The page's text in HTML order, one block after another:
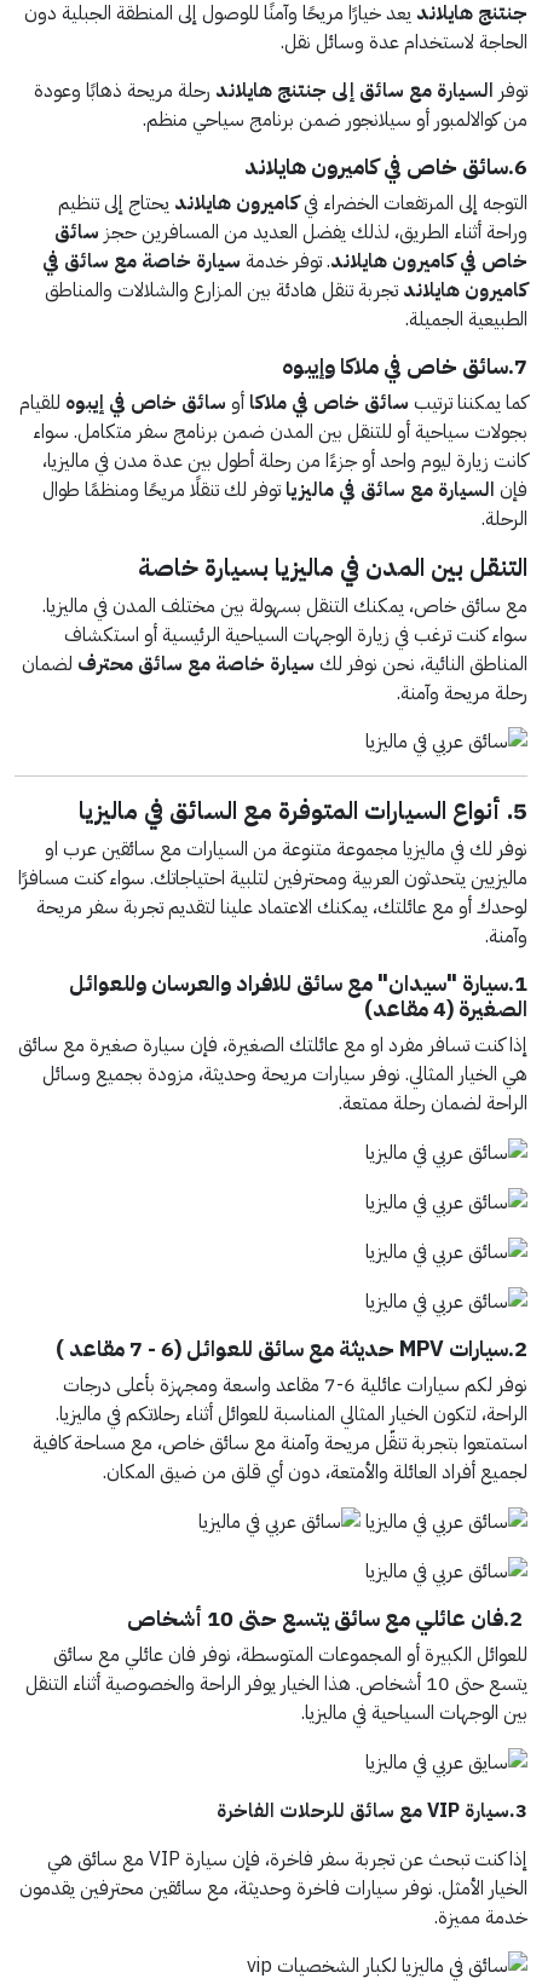
جنتنج هايلاند يعد خيارًا مريحًا وآمنًا للوصول إلى المنطقة الجبلية دون
الحاجة لاستخدام عدة وسائل نقل.
توفر السيارة مع سائق إلى جنتنج هايلاند رحلة مريحة ذهابًا وعودة
من كوالالمبور أو سيلانجور ضمن برنامج سياحي منظم.
6.سائق خاص في كاميرون هايلاند
التوجه إلى المرتفعات الخضراء فيكاميرون هايلاند يحتاج إلى تنظيم
وراحة أثناء الطريق، لذلك يفضل العديد من المسافرين حجز سائق
خاص في كاميرون هايلاند. توفر خدمة سيارة خاصة مع سائق في
كاميرون هايلاند تجربة تنقل هادئة بين المزارع والشلالات والمناطق
الطبيعية الجميلة.
7.سائق خاص في ملاكا وإيبوه
كما يمكننا ترتيب سائق خاص في ملاكا أو سائق خاص في إيبوه للقيام
بجولات سياحية أو للتنقل بين المدن ضمن برنامج سفر متكامل. سواء
كانت زيارة ليوم واحد أو جزءًا من رحلة أطول بين عدة مدن في ماليزيا،
فإن السيارة مع سائق في ماليزيا توفر لك تنقلًا مريحًا ومنظمًا طوال
الرحلة.
التنقل بين المدن في ماليزيا بسيارة خاصة
مع سائق خاص، يمكنك التنقل بسهولة بين مختلف المدن في ماليزيا.
سواء كنت ترغب في زيارة الوجهات السياحية الرئيسية أو استكشاف
المناطق النائية، نحن نوفر لك سيارة خاصة مع سائق محترف لضمان
رحلة مريحة وآمنة.
5. أنواع السيارات المتوفرة مع السائق في ماليزيا
نوفر لك في ماليزيا مجموعة متنوعة من السيارات مع سائقين عرب او
ماليزيين يتحدثون العربية ومحترفين لتلبية احتياجاتك. سواء كنت مسافرًا
لوحدك أو مع عائلتك، يمكنك الاعتماد علينا لتقديم تجربة سفر مريحة
وآمنة.
1.سيارة "سيدان" مع سائق للافراد والعرسان وللعوائل
الصغيرة (4 مقاعد)
إذا كنت تسافر مفرد او مع عائلتك الصغيرة، فإن سيارة صغيرة مع سائق
هي الخيار المثالي. نوفر سيارات مريحة وحديثة، مزودة بجميع وسائل
الراحة لضمان رحلة ممتعة.
2.سيارات MPV حديثة مع سائق للعوائل (6 - 7 مقاعد )
نوفر لكم سيارات عائلية 6-7 مقاعد واسعة ومجهزة بأعلى درجات
الراحة، لتكون الخيار المثالي المناسبة للعوائل أثناء رحلاتكم في ماليزيا.
استمتعوا بتجربة تنقّل مريحة وآمنة مع سائق خاص، مع مساحة كافية
لجميع أفراد العائلة والأمتعة، دون أي قلق من ضيق المكان.
2.فان عائلي مع سائق يتسع حتى 10 أشخاص
للعوائل الكبيرة أو المجموعات المتوسطة، نوفر فان عائلي مع سائق
يتسع حتى 10 أشخاص. هذا الخيار يوفر الراحة والخصوصية أثناء التنقل
بين الوجهات السياحية في ماليزيا.
3.سيارة VIP مع سائق للرحلات الفاخرة
إذا كنت تبحث عن تجربة سفر فاخرة، فإن سيارة VIP مع سائق هي
الخيار الأمثل. نوفر سيارات فاخرة وحديثة، مع سائقين محترفين يقدمون
خدمة مميزة.